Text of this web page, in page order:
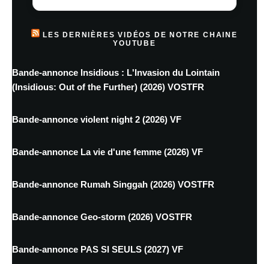
LES DERNIÈRES VIDÉOS DE NOTRE CHAINE
YOUTUBE
Bande-annonce Insidious : L'Invasion du Lointain
(Insidious: Out of the Further) (2026) VOSTFR
Bande-annonce violent night 2 (2026) VF
Bande-annonce La vie d'une femme (2026) VF
Bande-annonce Rumah Singgah (2026) VOSTFR
Bande-annonce Geo-storm (2026) VOSTFR
Bande-annonce PAS SI SEULS (2027) VF